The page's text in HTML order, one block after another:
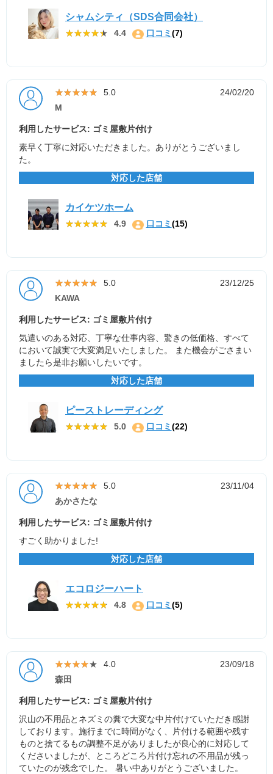
シャムシティ（SDS合同会社）
★★★★★
★★★★★ 4.4 口コミ(7)
★★★★★
★★★★★ 5.0
24/02/20
M
利用したサービス: ゴミ屋敷片付け
素早く丁寧に対応いただきました。ありがとうございまし
た。
対応した店舗
カイケツホーム
★★★★★
★★★★★ 4.9 口コミ(15)
★★★★★
★★★★★ 5.0
23/12/25
KAWA
利用したサービス: ゴミ屋敷片付け
気遣いのある対応、丁寧な仕事内容、驚きの低価格、すべて
において誠実で大変満足いたしました。 また機会がごさまい
ましたら是非お願いしたいです。
対応した店舗
ピーストレーディング
★★★★★
★★★★★ 5.0 口コミ(22)
★★★★★
★★★★★ 5.0
23/11/04
あかさたな
利用したサービス: ゴミ屋敷片付け
すごく助かりました!
対応した店舗
エコロジーハート
★★★★★
★★★★★ 4.8 口コミ(5)
★★★★★
★★★★★ 4.0
23/09/18
森田
利用したサービス: ゴミ屋敷片付け
沢山の不用品とネズミの糞で大変な中片付けていただき感謝
しております。施行までに時間がなく、片付ける範囲や残す
ものと捨てるもの調整不足がありましたが良心的に対応して
くださいましたが、ところどころ片付け忘れの不用品が残っ
ていたのが残念でした。 暑い中ありがとうございました。